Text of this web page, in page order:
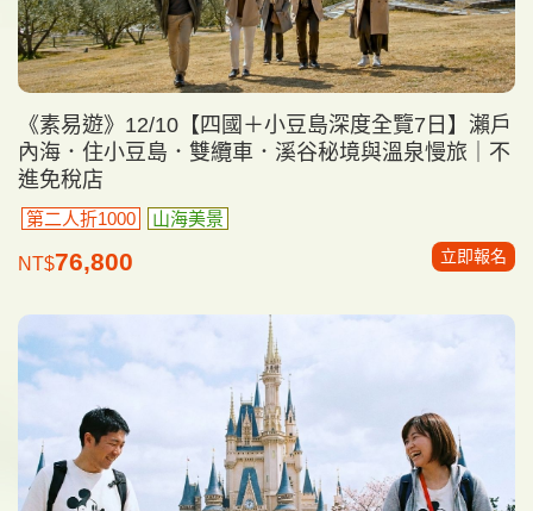
《素易遊》12/10【四國＋小豆島深度全覽7日】瀨戶
內海．住小豆島．雙纜車．溪谷秘境與溫泉慢旅｜不
進免稅店
第二人折1000 山海美景
NT$76,800 立即報名